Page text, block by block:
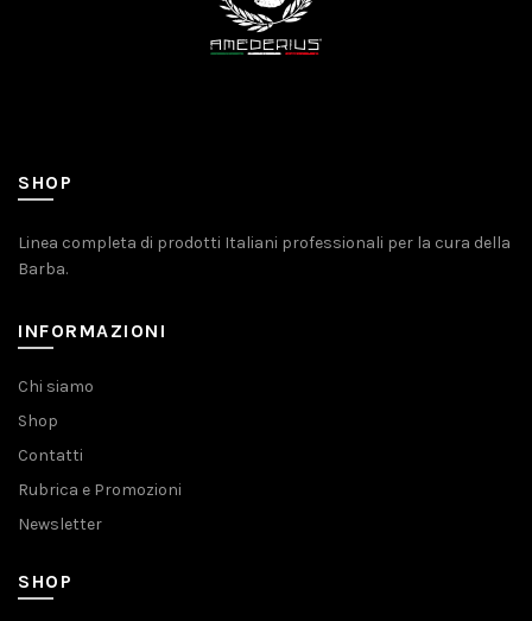
SHOP
Linea completa di prodotti Italiani professionali per la cura della
Barba.
INFORMAZIONI
Chi siamo
Shop
Contatti
Rubrica e Promozioni
Newsletter
SHOP